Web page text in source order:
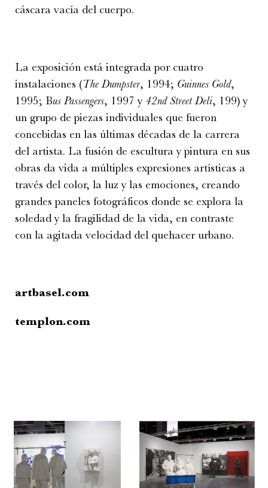
cáscara vacía del cuerpo.
La exposición está integrada por cuatro
instalaciones (The Dumpster, 1994; Guinnes Gold,
1995; Bus Passengers, 1997 y 42nd Street Deli, 199) y
un grupo de piezas individuales que fueron
concebidas en las últimas décadas de la carrera
del artista. La fusión de escultura y pintura en sus
obras da vida a múltiples expresiones artísticas a
través del color, la luz y las emociones, creando
grandes paneles fotográficos donde se explora la
soledad y la fragilidad de la vida, en contraste
con la agitada velocidad del quehacer urbano.
artbasel.com
templon.com